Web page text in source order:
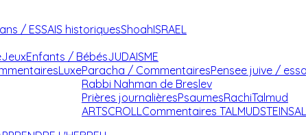
/ ESSAIS historiquesShoahISRAEL
JeuxEnfants / BébésJUDAISME
LuxeParacha / CommentairesPensee juive /
Rabbi Nahman de Breslev
Prières journalièresPsaumesRachiTalmud
ARTSCROLLCommentaires TALMUD